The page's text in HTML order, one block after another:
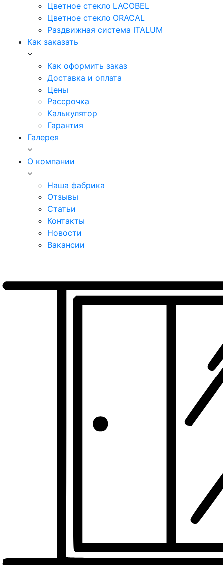
Цветное стекло LACOBEL
Цветное стекло ORACAL
Раздвижная система ITALUM
Как заказать
Как оформить заказ
Доставка и оплата
Цены
Рассрочка
Калькулятор
Гарантия
Галерея
О компании
Наша фабрика
Отзывы
Статьи
Контакты
Новости
Вакансии